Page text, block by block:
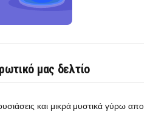
μας δελτίο
και μικρά μυστικά γύρω απο